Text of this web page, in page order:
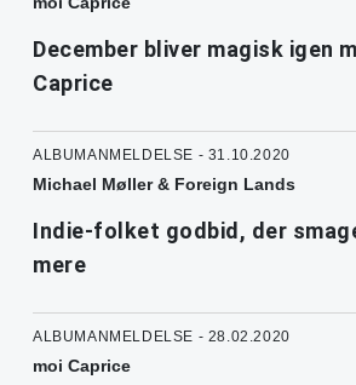
December bliver magisk igen
Caprice
ALBUMANMELDELSE - 31.10.2020
Michael Møller & Foreign Lands
Indie-folket godbid, der
mere
ALBUMANMELDELSE - 28.02.2020
moi Caprice